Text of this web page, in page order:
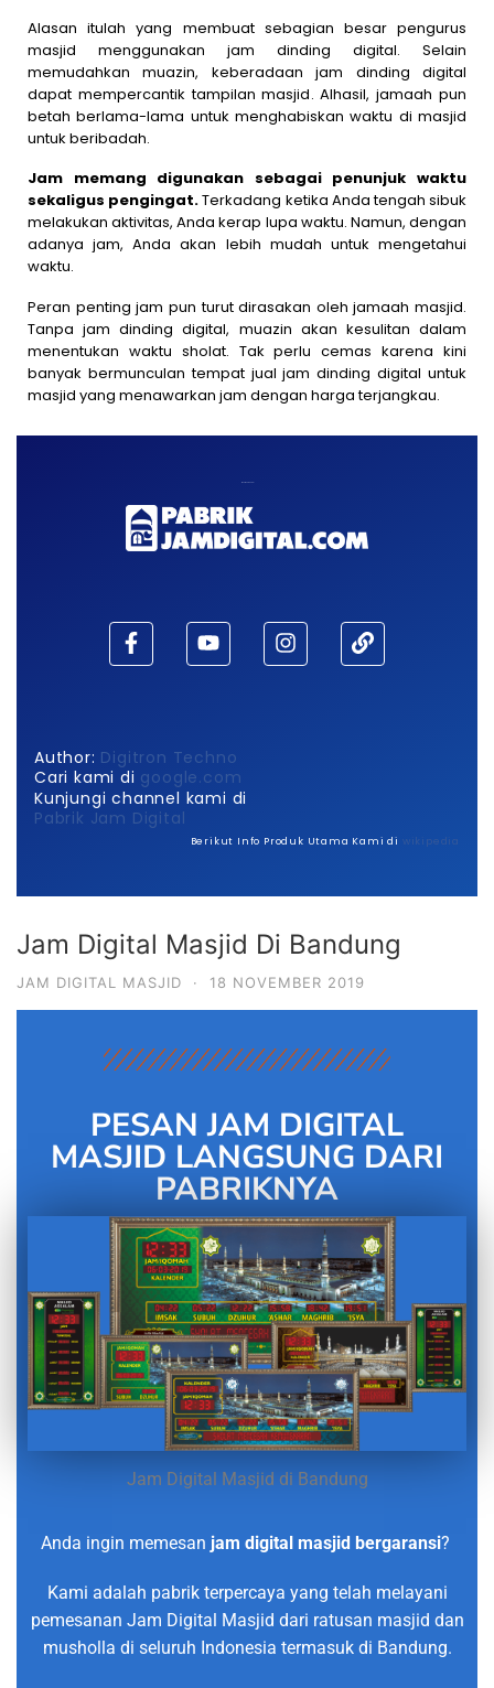
Alasan itulah yang membuat sebagian besar pengurus
masjid menggunakan jam dinding digital. Selain
memudahkan muazin, keberadaan jam dinding digital
dapat mempercantik tampilan masjid. Alhasil, jamaah pun
betah berlama-lama untuk menghabiskan waktu di masjid
untuk beribadah.
Jam memang digunakan sebagai penunjuk waktu
sekaligus pengingat.Terkadang ketika Anda tengah sibuk
melakukan aktivitas, Anda kerap lupa waktu. Namun, dengan
adanya jam, Anda akan lebih mudah untuk mengetahui
waktu.
Peran penting jam pun turut dirasakan oleh jamaah masjid.
Tanpa jam dinding digital, muazin akan kesulitan dalam
menentukan waktu sholat. Tak perlu cemas karena kini
banyak bermunculan tempat jual jam dinding digital untuk
masjid yang menawarkan jam dengan harga terjangkau.
Author: Digitron Techno
Cari kami di google.com
Kunjungi channel kami di
Pabrik Jam Digital
Berikut Info Produk Utama Kami di wikipedia
Jam Digital Masjid Di Bandung
JAM DIGITAL MASJID · 18 NOVEMBER 2019
PESAN JAM DIGITAL
MASJID LANGSUNG DARI
PABRIKNYA
Jam Digital Masjid di Bandung
Anda ingin memesan jam digital masjid bergaransi?
Kami adalah pabrik terpercaya yang telah melayani
pemesanan Jam Digital Masjid dari ratusan masjid dan
musholla di seluruh Indonesia termasuk di Bandung.